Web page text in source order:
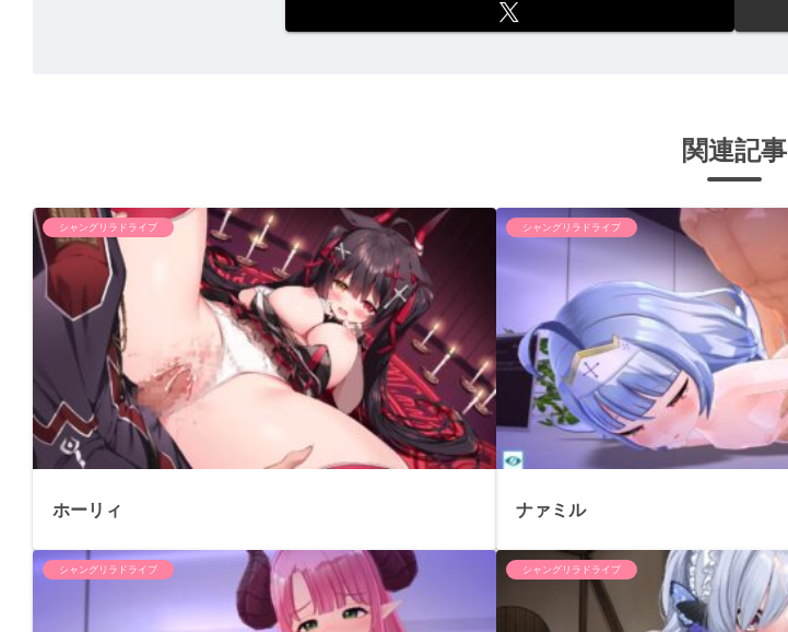
関連記事
シャングリラドライブ
ホーリィ
シャングリラドライブ
ナァミル
シャングリラドライブ シャングリラドライブ